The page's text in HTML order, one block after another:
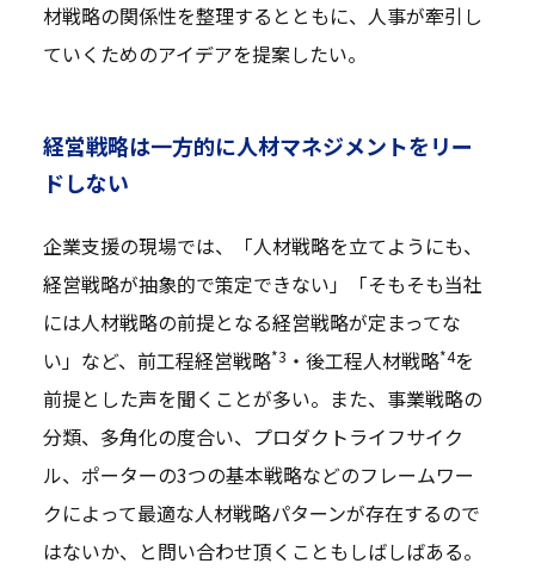
材戦略の関係性を整理するとともに、人事が牽引し
ていくためのアイデアを提案したい。
経営戦略は一方的に人材マネジメントをリー
ドしない
企業支援の現場では、「人材戦略を立てようにも、
経営戦略が抽象的で策定できない」「そもそも当社
には人材戦略の前提となる経営戦略が定まってな
い」など、前工程経営戦略*3 ・後工程人材戦略*4を
前提とした声を聞くことが多い。また、事業戦略の
分類、多角化の度合い、プロダクトライフサイク
ル、ポーターの3つの基本戦略などのフレームワー
クによって最適な人材戦略パターンが存在するので
はないか、と問い合わせ頂くこともしばしばある。